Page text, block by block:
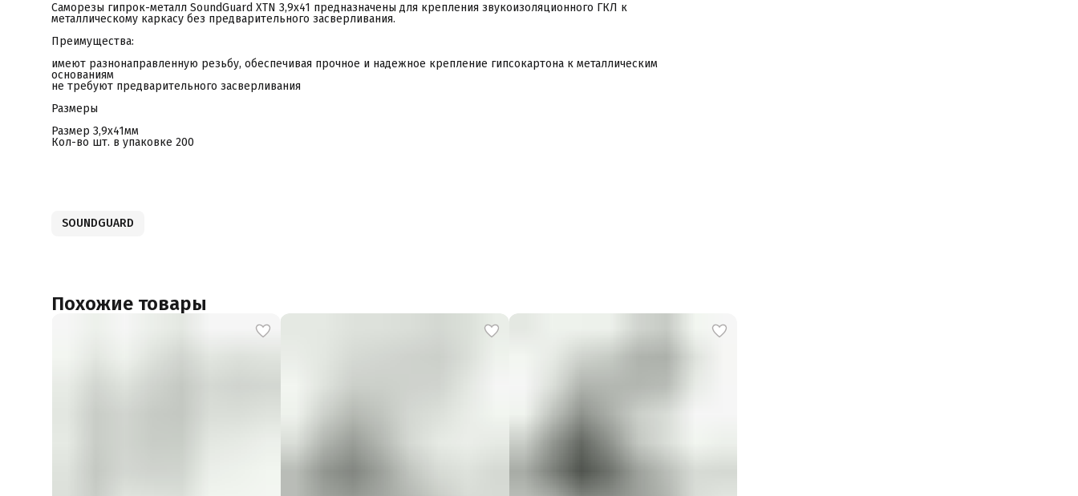
Саморезы гипрок-металл SoundGuard XTN 3,9х41 предназначены для крепления звукоизоляционного ГКЛ к
металлическому каркасу без предварительного засверливания.
Преимущества:
имеют разнонаправленную резьбу, обеспечивая прочное и надежное крепление гипсокартона к металлическим
основаниям
не требуют предварительного засверливания
Размеры
Размер 3,9x41мм
Кол-во шт. в упаковке 200
SOUNDGUARD
Похожие товары